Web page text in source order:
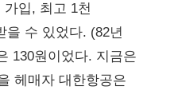
입, 최고 1천
을 수 있었다. (82년
130원이었다. 지금은
헤매자 대한항공은